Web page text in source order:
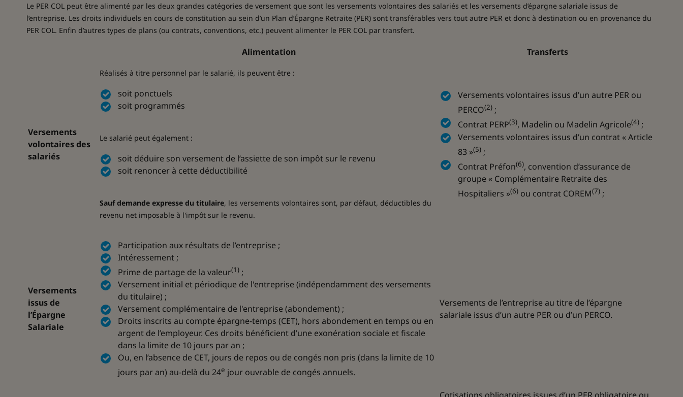
Le PER COL peut être alimenté par les deux grandes catégories de versement que sont les versements volontaires des salariés et les versements d’épargne salariale issus de
l’entreprise. Les droits individuels en cours de constitution au sein d’un Plan d’Épargne Retraite (PER) sont transférables vers tout autre PER et donc à destination ou en provenance du
PER COL. Enfin d’autres types de plans (ou contrats, conventions, etc.) peuvent alimenter le PER COL par transfert.
Alimentation Transferts
Versements
volontaires des
salariés
Réalisés à titre personnel par le salarié, ils peuvent être :
soit ponctuels
soit programmés
Le salarié peut également :
soit déduire son versement de l’assiette de son impôt sur le revenu
soit renoncer à cette déductibilité
Sauf demande expresse du titulaire, les versements volontaires sont, par défaut, déductibles du
revenu net imposable à l'impôt sur le revenu.
Versements volontaires issus d’un autre PER ou
PERCO(2) ;
Contrat PERP(3), Madelin ou Madelin Agricole(4) ;
Versements volontaires issus d’un contrat « Article
83 »(5) ;
Contrat Préfon(6), convention d’assurance de
groupe « Complémentaire Retraite des
Hospitaliers »(6) ou contrat COREM(7) ;
Versements
issus de
l’Épargne
Salariale
Participation aux résultats de l’entreprise ;
Intéressement ;
Prime de partage de la valeur(1) ;
Versement initial et périodique de l'entreprise (indépendamment des versements
du titulaire) ;
Versement complémentaire de l'entreprise (abondement) ;
Droits inscrits au compte épargne-temps (CET), hors abondement en temps ou en
argent de l’employeur. Ces droits bénéficient d’une exonération sociale et fiscale
dans la limite de 10 jours par an ;
Ou, en l’absence de CET, jours de repos ou de congés non pris (dans la limite de 10
jours par an) au-delà du 24e jour ouvrable de congés annuels.
Versements de l’entreprise au titre de l’épargne
salariale issus d’un autre PER ou d’un PERCO.